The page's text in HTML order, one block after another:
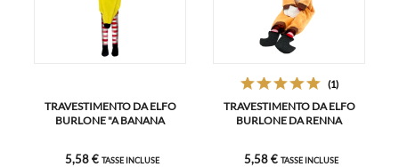
TRAVESTIMENTO DA ELFO
BURLONE "A BANANA
5,58 € TASSE INCLUSE
(1)
TRAVESTIMENTO DA ELFO
BURLONE DA RENNA
5,58 € TASSE INCLUSE